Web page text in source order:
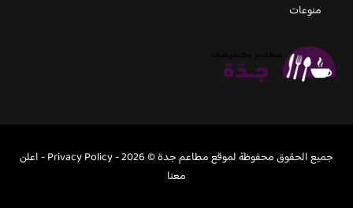
منوعات
جميع الحقوق محفوظة لموقع مطاعم جدة © 2026 - Privacy Policy
-اعلن
معنا